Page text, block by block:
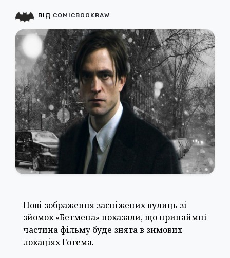
Нові зображення засніжених вулиць зі
зйомок «Бетмена» показали, що принаймні
частина фільму буде знята в зимових
локаціях Готема.
ВІД COMICBOOKRAW